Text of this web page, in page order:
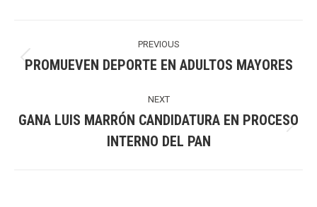
navigation
PREVIOUS
Previous
PROMUEVEN DEPORTE EN ADULTOS MAYORES
NEXT
post:
GANA LUIS MARRÓN CANDIDATURA EN PROCESO
INTERNO DEL PAN